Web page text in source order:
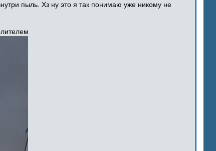
пыль. Хз ну это я так понимаю уже никому не